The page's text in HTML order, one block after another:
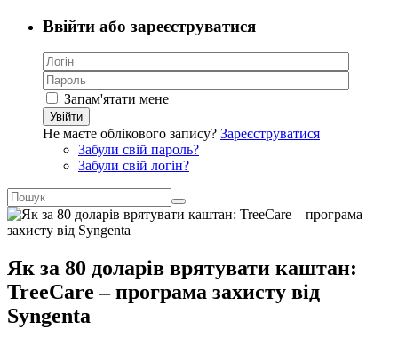
Ввійти або зареєструватися
Запам'ятати мене
Увійти
Не маєте облікового запису? Зареєструватися
Забули свій пароль?
Забули свій логін?
Як за 80 доларів врятувати каштан:
TreeCare – програма захисту від
Syngenta